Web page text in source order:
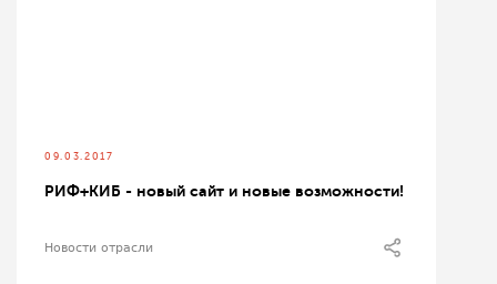
09.03.2017
РИФ+КИБ - новый сайт и новые возможности!
Новости отрасли